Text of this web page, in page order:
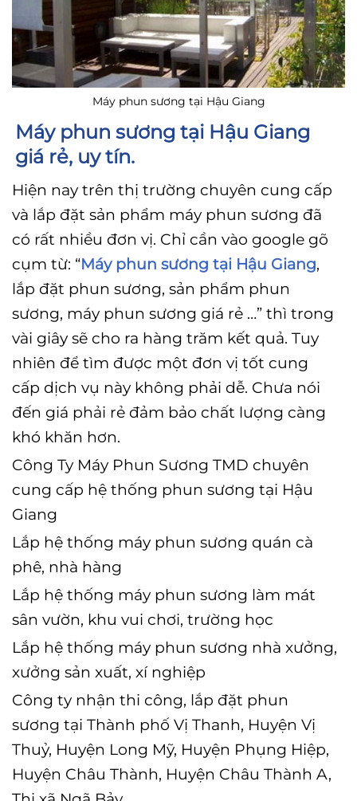
Máy phun sương tại Hậu Giang
Máy phun sương tại Hậu Giang
giá rẻ, uy tín.
Hiện nay trên thị trường chuyên cung cấp
và lắp đặt sản phẩm máy phun sương đã
có rất nhiều đơn vị. Chỉ cần vào google gõ
cụm từ: “Máy phun sương tại Hậu Giang,
lắp đặt phun sương, sản phẩm phun
sương, máy phun sương giá rẻ …” thì trong
vài giây sẽ cho ra hàng trăm kết quả. Tuy
nhiên để tìm được một đơn vị tốt cung
cấp dịch vụ này không phải dễ. Chưa nói
đến giá phải rẻ đảm bảo chất lượng càng
khó khăn hơn.
Công Ty Máy Phun Sương TMD chuyên
cung cấp hệ thống phun sương tại Hậu
Giang
Lắp hệ thống máy phun sương quán cà
phê, nhà hàng
Lắp hệ thống máy phun sương làm mát
sân vườn, khu vui chơi, trường học
Lắp hệ thống máy phun sương nhà xưởng,
xưởng sản xuất, xí nghiệp
Công ty nhận thi công, lắp đặt phun
sương tại Thành phố Vị Thanh, Huyện Vị
Thuỷ, Huyện Long Mỹ, Huyện Phụng Hiệp,
Huyện Châu Thành, Huyện Châu Thành A,